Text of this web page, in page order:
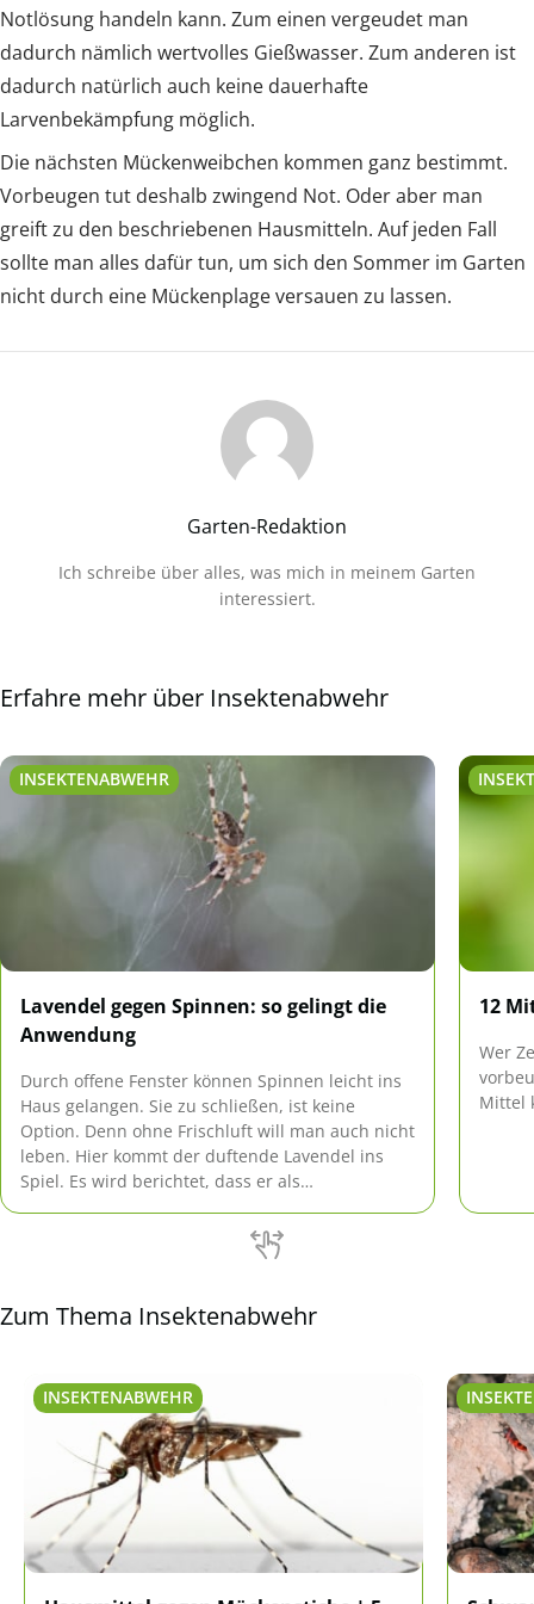
Notlösung handeln kann. Zum einen vergeudet man
dadurch nämlich wertvolles Gießwasser. Zum anderen ist
dadurch natürlich auch keine dauerhafte
Larvenbekämpfung möglich.
Die nächsten Mückenweibchen kommen ganz bestimmt.
Vorbeugen tut deshalb zwingend Not. Oder aber man
greift zu den beschriebenen Hausmitteln. Auf jeden Fall
sollte man alles dafür tun, um sich den Sommer im Garten
nicht durch eine Mückenplage versauen zu lassen.
Garten-Redaktion
Ich schreibe über alles, was mich in meinem Garten
interessiert.
Erfahre mehr über Insektenabwehr
INSEKTENABWEHR
Lavendel gegen Spinnen: so gelingt die
Anwendung
Durch offene Fenster können Spinnen leicht ins
Haus gelangen. Sie zu schließen, ist keine
Option. Denn ohne Frischluft will man auch nicht
leben. Hier kommt der duftende Lavendel ins
Spiel. Es wird berichtet, dass er als
12
Wer
Mittel
Zum Thema Insektenabwehr
INSEKTENABWEHR